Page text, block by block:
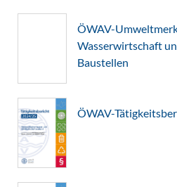
ÖWAV-
Wasserwirtschaft
Baustellen
ÖWAV-